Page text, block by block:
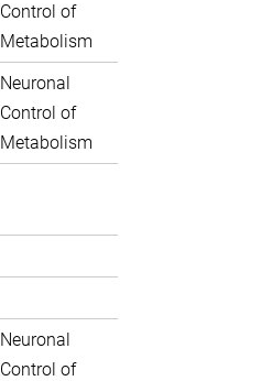
Control of
Metabolism
Neuronal
Control of
Metabolism
Neuronal
Control of